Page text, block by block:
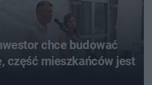
chce budować
część mieszkańców jest